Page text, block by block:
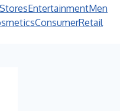
EntertainmentMen
ConsumerRetail